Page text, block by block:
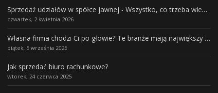
Sprzedaż udziałów w spółce jawnej - Wszystko, co trzeba wiedzieć.
czwartek, 2 kwietnia 2026
Własna firma chodzi Ci po głowie? Te branże mają największy potencjał rozwoju
piątek, 5 września 2025
Jak sprzedać biuro rachunkowe?
wtorek, 24 czerwca 2025